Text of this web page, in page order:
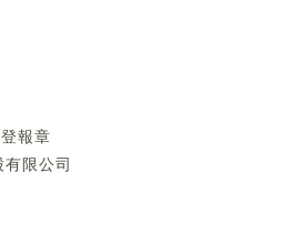
報章
限公司